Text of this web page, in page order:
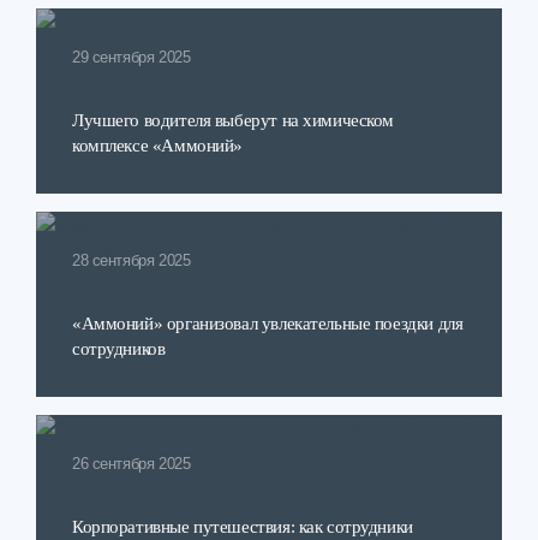
29 сентября 2025
Лучшего водителя выберут на химическом
комплексе «Аммоний»
28 сентября 2025
«Аммоний» организовал увлекательные поездки для
сотрудников
26 сентября 2025
Корпоративные путешествия: как сотрудники